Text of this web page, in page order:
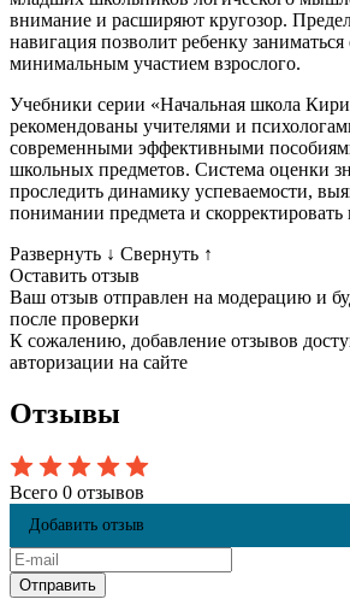
внимание и расширяют кругозор.
навигация позволит ребенку
минимальным участием взрослого.
Учебники серии «Начальная школа
рекомендованы учителями и
современными эффективными
школьных предметов. Система оценки
проследить динамику успеваемости,
понимании предмета и скорректировать
Развернуть ↓ Свернуть ↑
Оставить отзыв
Ваш отзыв отправлен на модерацию и
после проверки
К сожалению, добавление отзывов
авторизации на сайте
Отзывы
Всего 0 отзывов
Добавить отзыв